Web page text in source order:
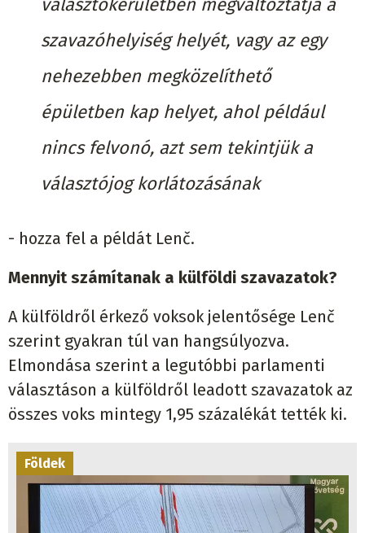
szavazóhelyiség helyét, vagy az egy
nehezebben megközelíthető
épületben kap helyet, ahol például
nincs felvonó, azt sem tekintjük a
választójog korlátozásának
- hozza fel a példát Lenč.
Mennyit számítanak a külföldi szavazatok?
A külföldről érkező voksok jelentősége Lenč
szerint gyakran túl van hangsúlyozva.
Elmondása szerint a legutóbbi parlamenti
választáson a külföldről leadott szavazatok az
összes voks mintegy 1,95 százalékát tették ki.
Földek